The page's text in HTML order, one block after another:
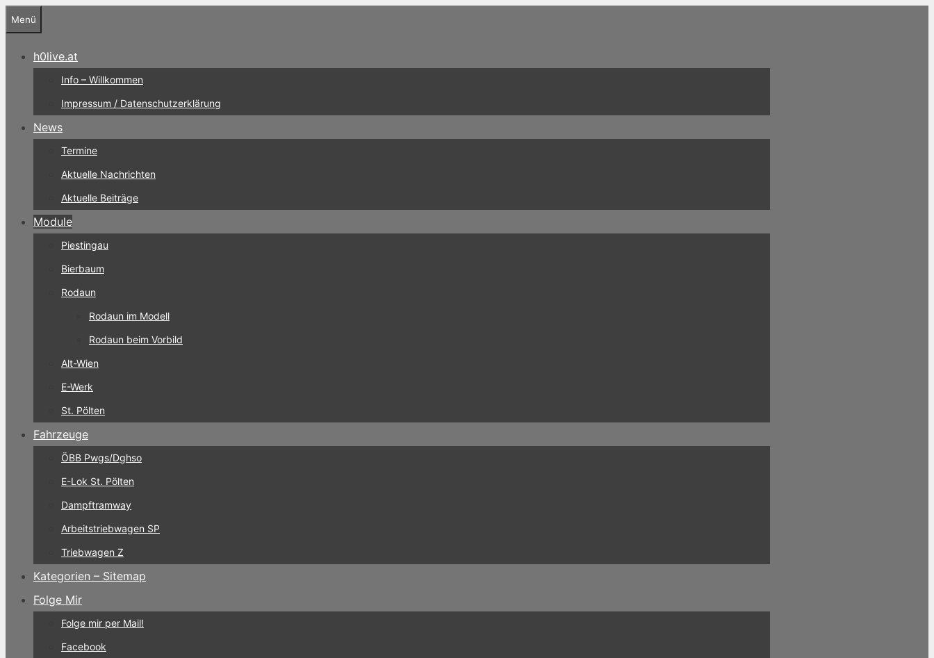
Zum
Inhalt
Menü
h0live.at
Info – Willkommen
Impressum / Datenschutzerklärung
News
Termine
Aktuelle Nachrichten
Aktuelle Beiträge
Module
Piestingau
Bierbaum
Rodaun
Rodaun im Modell
Rodaun beim Vorbild
Alt-Wien
E-Werk
St. Pölten
Fahrzeuge
ÖBB Pwgs/Dghso
E-Lok St. Pölten
Dampftramway
Arbeitstriebwagen SP
Triebwagen Z
Kategorien – Sitemap
Folge Mir
Folge mir per Mail!
Facebook